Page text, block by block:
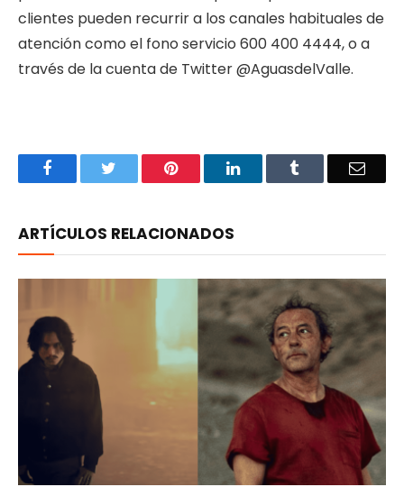
clientes pueden recurrir a los canales habituales de
atención como el fono servicio 600 400 4444, o a
través de la cuenta de Twitter @AguasdelValle.
Facebook Pinterest LinkedIn Email
ARTÍCULOS RELACIONADOS